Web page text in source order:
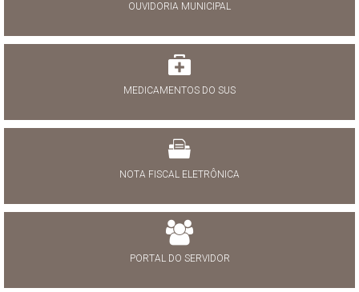
OUVIDORIA MUNICIPAL
MEDICAMENTOS DO SUS
NOTA FISCAL ELETRÔNICA
PORTAL DO SERVIDOR